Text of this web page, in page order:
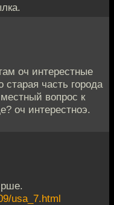
оч интерестные
часть города
вопрос к
оч интерестноэ.
usa_7.html